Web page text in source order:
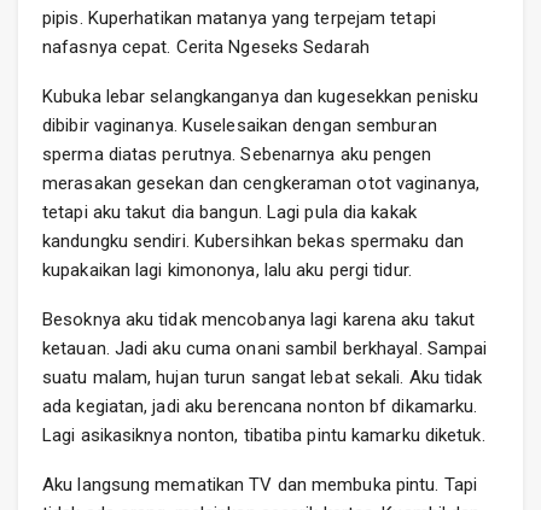
pipis. Kuperhatikan matanya yang terpejam tetapi
nafasnya cepat. Cerita Ngeseks Sedarah
Kubuka lebar selangkanganya dan kugesekkan penisku
dibibir vaginanya. Kuselesaikan dengan semburan
sperma diatas perutnya. Sebenarnya aku pengen
merasakan gesekan dan cengkeraman otot vaginanya,
tetapi aku takut dia bangun. Lagi pula dia kakak
kandungku sendiri. Kubersihkan bekas spermaku dan
kupakaikan lagi kimononya, lalu aku pergi tidur.
Besoknya aku tidak mencobanya lagi karena aku takut
ketauan. Jadi aku cuma onani sambil berkhayal. Sampai
suatu malam, hujan turun sangat lebat sekali. Aku tidak
ada kegiatan, jadi aku berencana nonton bf dikamarku.
Lagi asikasiknya nonton, tibatiba pintu kamarku diketuk.
Aku langsung mematikan TV dan membuka pintu. Tapi